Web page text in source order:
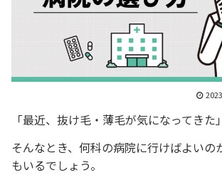
「最近、抜け毛・薄毛が気になってきた」
そんなとき、何科の病院に行けばよいの
もいるでしょう。